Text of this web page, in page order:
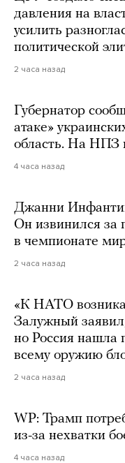
давления на
усилить
политической
2 часа назад
Губернатор
атаке»
область. На НПЗ
4 часа назад
Джанни
Он извинился за
в чемпионате
2 часа назад
«К НАТО
Залужный
но Россия нашла
всему оружию
2 часа назад
WP: Трамп
из-за нехватки
4 часа назад